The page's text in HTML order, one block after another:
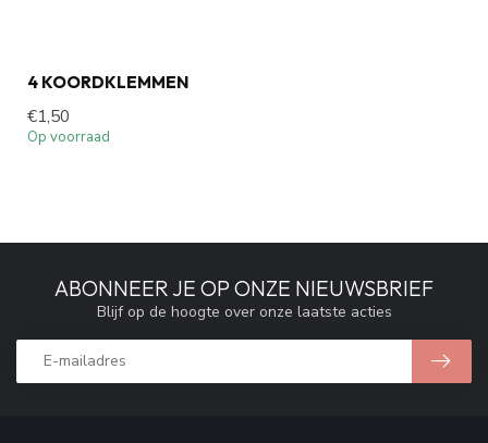
4 KOORDKLEMMEN
€1,50
Op voorraad
ABONNEER JE OP ONZE NIEUWSBRIEF
Blijf op de hoogte over onze laatste acties